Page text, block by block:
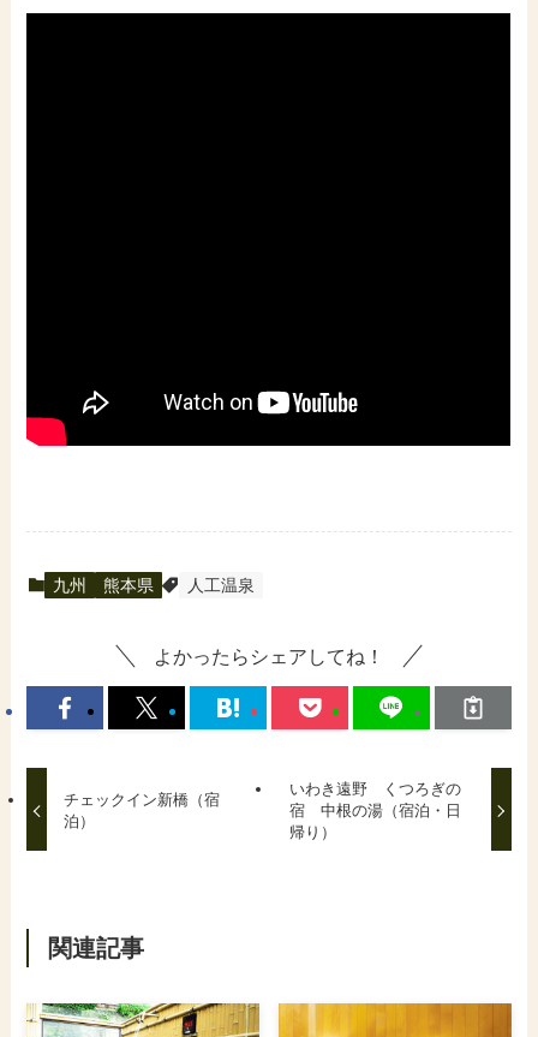
九州 熊本県 人工温泉
よかったらシェアしてね！
チェックイン新橋（宿
泊）
いわき遠野 くつろぎの
宿 中根の湯（宿泊・日
帰り）
関連記事